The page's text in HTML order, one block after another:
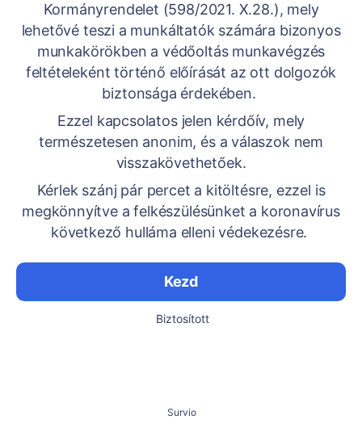
Kormányrendelet (598/2021. X.28.), mely
lehetővé teszi a munkáltatók számára bizonyos
munkakörökben a védőoltás munkavégzés
feltételeként történő előírását az ott dolgozók
biztonsága érdekében.
Ezzel kapcsolatos jelen kérdőív, mely
természetesen anonim, és a válaszok nem
visszakövethetőek.
Kérlek szánj pár percet a kitöltésre, ezzel is
megkönnyítve a felkészülésünket a koronavírus
következő hulláma elleni védekezésre.
Kezd
Biztosított
Survio